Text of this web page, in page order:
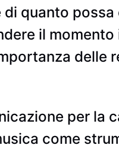
quanto possa
il momento
delle
per la
come